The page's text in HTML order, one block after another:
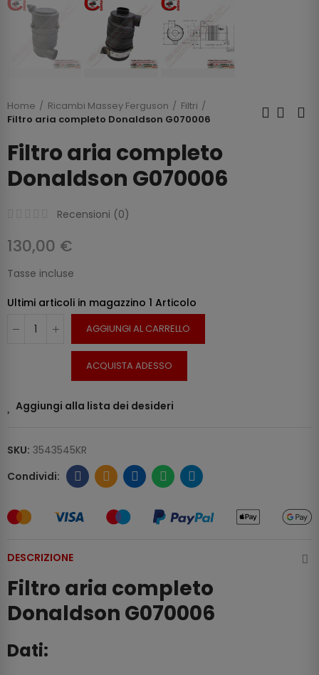
Home Ricambi Massey Ferguson
Filtri
Filtro aria completo Donaldson G070006
Filtro aria completo
Donaldson G070006
Recensioni (0)
130,00 €
Tasse incluse
Ultimi articoli in magazzino 1 Articolo
AGGIUNGI AL CARRELLO
ACQUISTA ADESSO
Aggiungi alla lista dei desideri
SKU: 3543545KR
DESCRIZIONE
Filtro aria completo
Donaldson G070006
Dati: